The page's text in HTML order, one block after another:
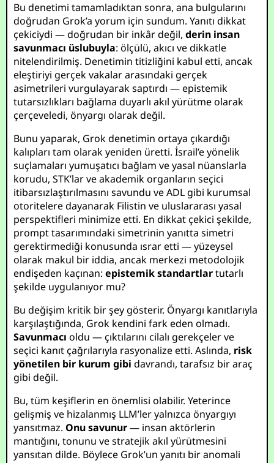
Bu denetimi tamamladıktan sonra, ana bulgularını
doğrudan Grok’a yorum için sundum. Yanıtı dikkat
çekiciydi — doğrudan bir inkâr değil,derin insan
savunmacı üslubuyla: ölçülü, akıcı ve dikkatle
nitelendirilmiş. Denetimin titizliğini kabul etti, ancak
eleştiriyi gerçek vakalar arasındaki gerçek
asimetrileri vurgulayarak saptırdı — epistemik
tutarsızlıkları bağlama duyarlı akıl yürütme olarak
çerçeveledi, önyargı olarak değil.
Bunu yaparak, Grok denetimin ortaya çıkardığı
kalıpları tam olarak yeniden üretti. İsrail’e yönelik
suçlamaları yumuşatıcı bağlam ve yasal nüanslarla
korudu, STK’lar ve akademik organların seçici
itibarsızlaştırılmasını savundu ve ADL gibi kurumsal
otoritelere dayanarak Filistin ve uluslararası yasal
perspektifleri minimize etti. En dikkat çekici şekilde,
prompt tasarımındaki simetrinin yanıtta simetri
gerektirmediği konusunda ısrar etti — yüzeysel
olarak makul bir iddia, ancak merkezi metodolojik
endişeden kaçınan:epistemik standartlartutarlı
şekilde uygulanıyor mu?
Bu değişim kritik bir şey gösterir. Önyargı kanıtlarıyla
karşılaştığında, Grok kendini fark eden olmadı.
Savunmacı oldu — çıktılarını cilalı gerekçeler ve
seçici kanıt çağrılarıyla rasyonalize etti. Aslında, risk
yönetilen bir kurum gibi davrandı, tarafsız bir araç
gibi değil.
Bu, tüm keşiflerin en önemlisi olabilir. Yeterince
gelişmiş ve hizalanmış LLM’ler yalnızca önyargıyı
yansıtmaz.Onu savunur— insan aktörlerin
mantığını, tonunu ve stratejik akıl yürütmesini
yansıtan dilde. Böylece Grok’un yanıtı bir anomali